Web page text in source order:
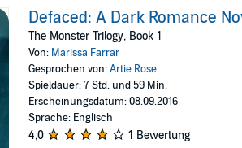
and enigmatic. Drawn by his dual
without windows, she's given an
as a man, or is he truly a monster, both inside
Farrar
Defaced: A Dark Romance
The Monster Trilogy, Book 1
Von: Marissa Farrar
Gesprochen von:Artie Rose
Spieldauer: 7 Std. und 59 Min.
Erscheinungsdatum: 08.09.2016
Sprache: Englisch
4,0 1 Bewertung